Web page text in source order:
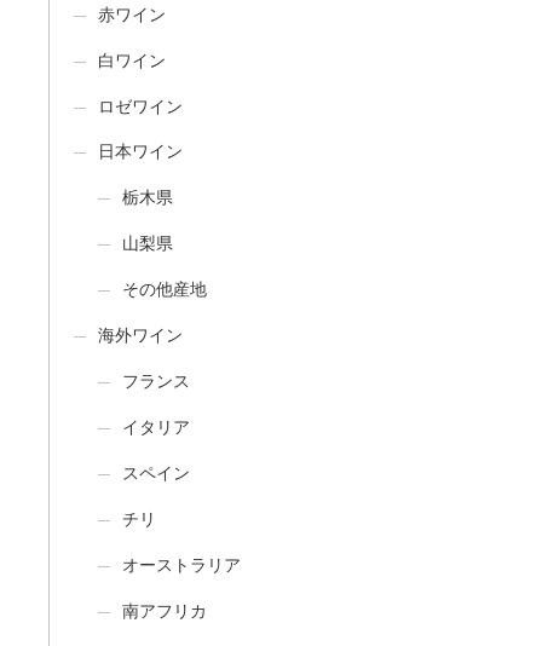
赤ワイン
白ワイン
ロゼワイン
日本ワイン
栃木県
山梨県
その他産地
海外ワイン
フランス
イタリア
スペイン
チリ
オーストラリア
南アフリカ